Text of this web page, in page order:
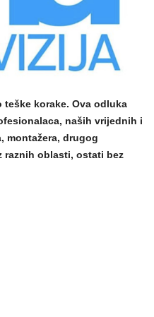
teške korake. Ova odluka
naših vrijednih i
montažera, drugog
oblasti, ostati bez